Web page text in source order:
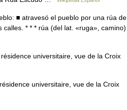
■ atravesó el pueblo por una rúa de
* * * rúa (del lat. «ruga», camino)
universitaire, vue de la Croix
universitaire, vue de la Croix